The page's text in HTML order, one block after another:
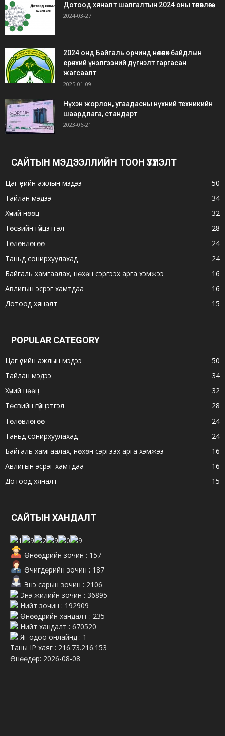
Дотоод хяналт шалгалтын 2024 оны төлөвлөгөө
2024-03-27
2024 онд Байгаль орчинд нөлөөлөх байдлын
ерөнхий үнэлгээний дүгнэлт гаргасан
жагсаалт
2025-01-09
Нүхэн жорлон, угаадасны нүхний техникийн
шаардлага, стандарт
2023-06-21
САЙТЫН МЭДЭЭЛЛИЙН ТООН ҮЗҮҮЛЭЛТ
Цаг үеийн ажлын мэдээ
50
Тайлан мэдээ
34
Хүний нөөц
32
Төсвийн гүйцэтгэл
28
Төлөвлөгөө
24
Таньд сонирхуулахад
24
Байгаль хамгаалах, нөхөн сэргээх арга хэмжээ
16
Авлигын эсрэг хамтдаа
16
Дотоод хяналт
15
POPULAR CATEGORY
Цаг үеийн ажлын мэдээ
50
Тайлан мэдээ
34
Хүний нөөц
32
Төсвийн гүйцэтгэл
28
Төлөвлөгөө
24
Таньд сонирхуулахад
24
Байгаль хамгаалах, нөхөн сэргээх арга хэмжээ
16
Авлигын эсрэг хамтдаа
16
Дотоод хяналт
15
САЙТЫН ХАНДАЛТ
Өнөөдрийн зочин : 157
Өчигдөрийн зочин : 187
Энэ сарын зочин : 2106
Энэ жилийн зочин : 36895
Нийт зочин : 192909
Өнөөдрийн хандалт : 235
Нийт хандалт : 670520
Яг одоо онлайнд : 1
Таны IP хаяг : 216.73.216.153
Өнөөдөр: 2026-08-08